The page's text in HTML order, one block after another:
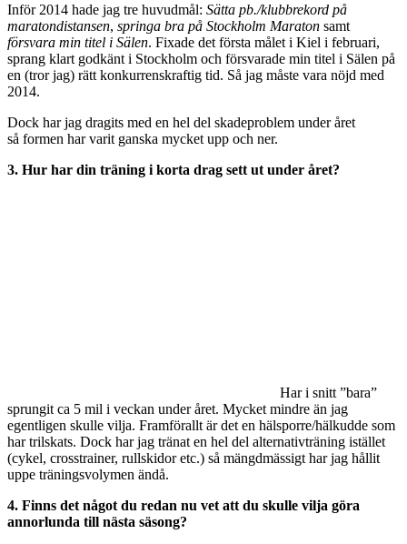
Inför 2014 hade jag tre huvudmål: Sätta pb./klubbrekord på
maratondistansen, springa bra på Stockholm Maraton samt
försvara min titel i Sälen. Fixade det första målet i Kiel i februari,
sprang klart godkänt i Stockholm och försvarade min titel i Sälen på
en (tror jag) rätt konkurrenskraftig tid. Så jag måste vara nöjd med
2014.
Dock har jag dragits med en hel del skadeproblem under året
så formen har varit ganska mycket upp och ner.
3. Hur har din träning i korta drag sett ut under året?
Har i snitt ”bara”
sprungit ca 5 mil i veckan under året. Mycket mindre än jag
egentligen skulle vilja. Framförallt är det en hälsporre/hälkudde som
har trilskats. Dock har jag tränat en hel del alternativträning istället
(cykel, crosstrainer, rullskidor etc.) så mängdmässigt har jag hållit
uppe träningsvolymen ändå.
4. Finns det något du redan nu vet att du skulle vilja göra
annorlunda till nästa säsong?